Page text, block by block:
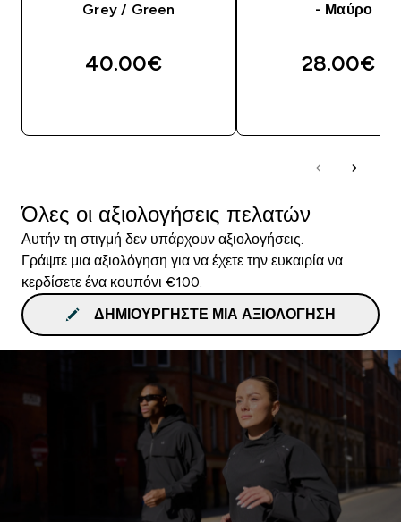
Grey / Green
40.00€‎
- Μαύρο
28.00€‎
Όλες οι αξιολογήσεις πελατών
Αυτήν τη στιγμή δεν υπάρχουν αξιολογήσεις.
Γράψτε μια αξιολόγηση για να έχετε την ευκαιρία να
κερδίσετε ένα κουπόνι €100.
ΔΗΜΙΟΥΡΓΉΣΤΕ ΜΙΑ ΑΞΙΟΛΌΓΗΣΗ